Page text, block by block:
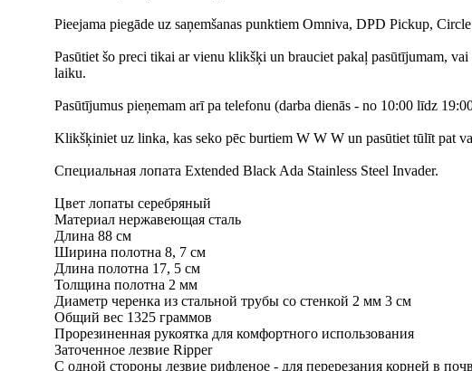
Pieejama piegāde uz saņemšanas punktiem Omniva, DPD Pickup,
Pasūtiet šo preci tikai ar vienu klikšķi un brauciet pakaļ pasūtījumam,
laiku.
Pasūtījumus pieņemam arī pa telefonu (darba dienās - no 10:00 līdz
Klikšķiniet uz linka, kas seko pēc burtiem W W W un pasūtiet tūlīt pat
Специальная лопата Extended Black Ada Stainless Steel Invader.
Цвет лопаты серебряный
Материал нержавеющая сталь
Длина 88 см
Ширина полотна 8, 7 см
Длина полотна 17, 5 см
Толщина полотна 2 мм
Диаметр черенка из стальной трубы со стенкой 2 мм 3 см
Общий вес 1325 граммов
Прорезиненная рукоятка для комфортного использования
Заточенное лезвие Ripper
С одной стороны лезвие рифленое - для перерезания корней в